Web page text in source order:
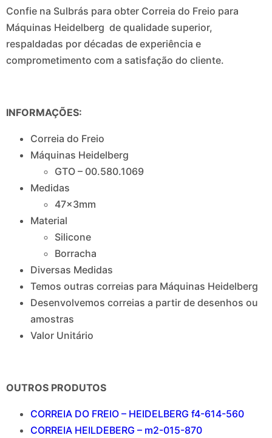
Confie na Sulbrás para obter Correia do Freio para
Máquinas Heidelberg de qualidade superior,
respaldadas por décadas de experiência e
comprometimento com a satisfação do cliente.
INFORMAÇÕES:
Correia do Freio
Máquinas Heidelberg
GTO – 00.580.1069
Medidas
47x3mm
Material
Silicone
Borracha
Diversas Medidas
Temos outras correias para Máquinas Heidelberg
Desenvolvemos correias a partir de desenhos ou
amostras
Valor Unitário
OUTROS PRODUTOS
CORREIA DO FREIO – HEIDELBERG f4-614-560
CORREIA HEILDEBERG – m2-015-870